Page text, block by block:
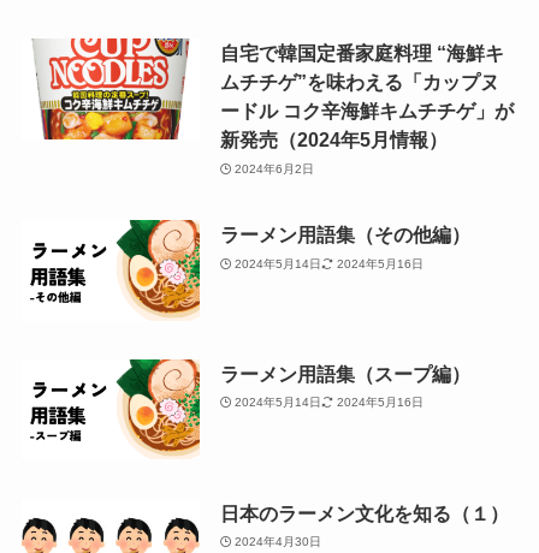
自宅で韓国定番家庭料理 “海鮮キ
ムチチゲ”を味わえる「カップヌ
ードル コク辛海鮮キムチチゲ」が
新発売（2024年5月情報）
2024年6月2日
ラーメン用語集（その他編）
2024年5月14日 2024年5月16日
ラーメン用語集（スープ編）
2024年5月14日 2024年5月16日
日本のラーメン文化を知る（１）
2024年4月30日